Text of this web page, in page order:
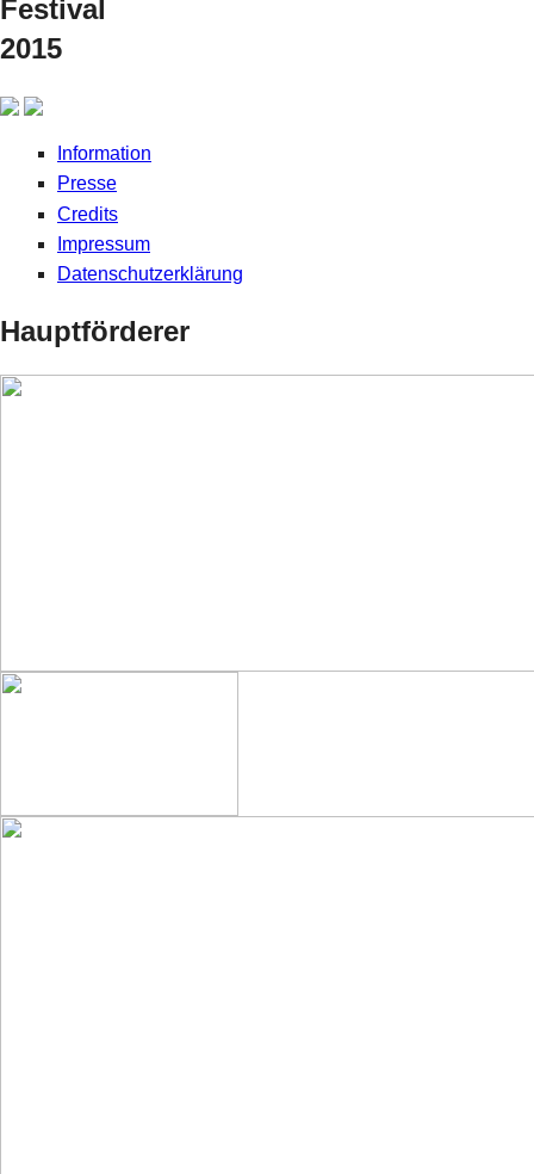
Festival
2015
Information
Presse
Credits
Impressum
Datenschutzerklärung
Hauptförderer